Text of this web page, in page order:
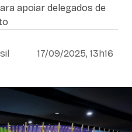
apoiar delegados de
17/09/2025, 13h16